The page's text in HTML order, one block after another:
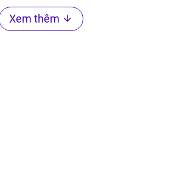
Xem thêm